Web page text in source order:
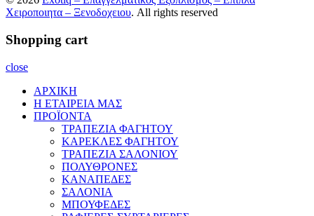
Χειροποιητα – Ξενοδοχειου. All rights reserved
Shopping cart
close
ΑΡΧΙΚΗ
Η ΕΤΑΙΡΕΙΑ ΜΑΣ
ΠΡΟΪΟΝΤΑ
ΤΡΑΠΕΖΙΑ ΦΑΓΗΤΟΥ
ΚΑΡΕΚΛΕΣ ΦΑΓΗΤΟΥ
ΤΡΑΠΕΖΙΑ ΣΑΛΟΝΙΟΥ
ΠΟΛΥΘΡΟΝΕΣ
ΚΑΝΑΠΕΔΕΣ
ΣΑΛΟΝΙΑ
ΜΠΟΥΦΕΔΕΣ